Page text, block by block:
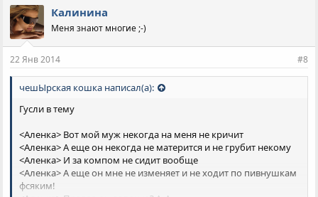
Калинина
Меня знают многие ;-)
22 Янв 2014 #8
чешЫрская кошка написал(а):
Гусли в тему
<Аленка> Вот мой муж некогда на меня не кричит
<Аленка> А еще он некогда не матерится и не грубит некому
<Аленка> И за компом не сидит вообще
<Аленка> А еще он мне не изменяет и не ходит по пивнушкам
фсяким!